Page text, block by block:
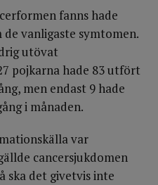
fanns hade
de vanligaste symtomen.
utövat
pojkarna hade 83 utfört
men endast 9 hade
i månaden.
var
cancersjukdomen
ska det givetvis inte